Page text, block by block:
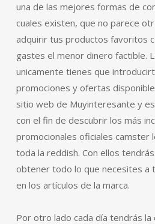
una de las mejores formas de
cuales existen, que no parece
adquirir tus productos favoritos
gastes el menor dinero factible.
unicamente tienes que
promociones y ofertas
sitio web de Muyinteresante y
con el fin de descubrir los más
promocionales oficiales camster
toda la reddish. Con ellos
obtener todo lo que necesites a
en los artículos de la marca.
Por otro lado cada día tendrás